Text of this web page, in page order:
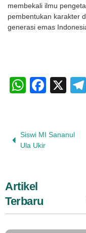
membekali ilmu
pembentukan karakter
generasi emas
X
Siswi MI Sananul
Ula Ukir
Artikel
Terbaru